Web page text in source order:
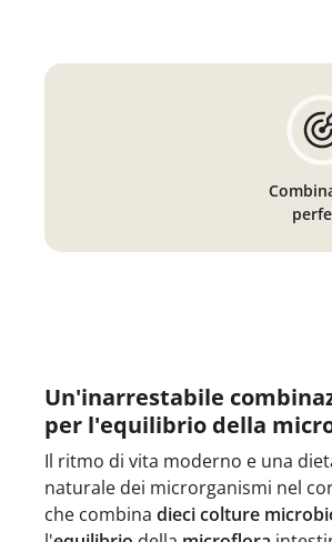
Un'inarrestabile
per l'equilibrio della
Il ritmo di vita moderno e una
naturale dei microrganismi nel
che combina dieci colture